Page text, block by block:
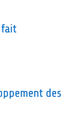
fait
des